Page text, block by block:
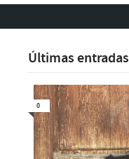
Últimas entradas
0